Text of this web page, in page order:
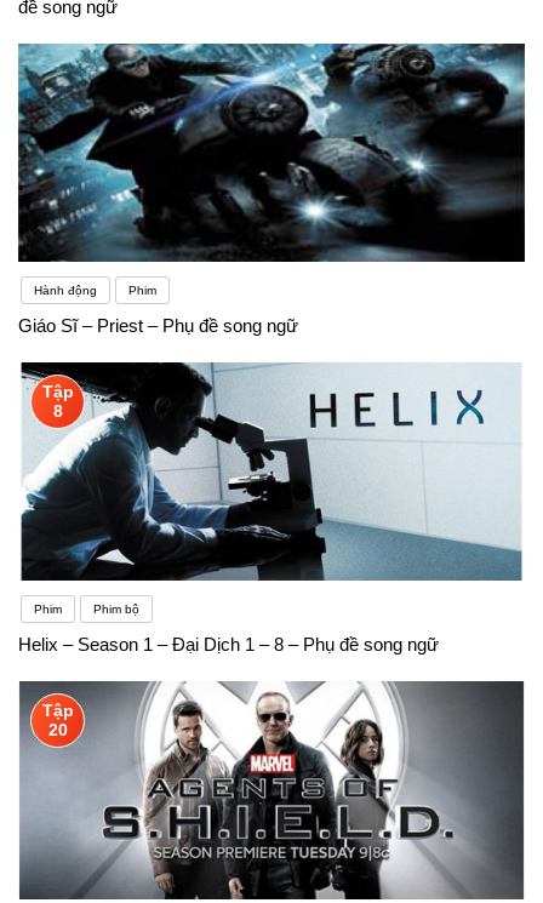
đề song ngữ
Hành động Phim
Giáo Sĩ – Priest – Phụ đề song ngữ
Tập
8
Phim Phim bộ
Helix – Season 1 – Đại Dịch 1 – 8 – Phụ đề song ngữ
Tập
20